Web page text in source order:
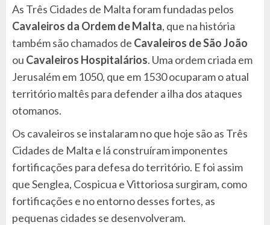
As Três Cidades de Malta foram fundadas pelos
Cavaleiros da Ordem de Malta, que na história
também são chamados de Cavaleiros de São João
ou Cavaleiros Hospitalários. Uma ordem criada em
Jerusalém em 1050, que em 1530 ocuparam o atual
território maltês para defender a ilha dos ataques
otomanos.
Os cavaleiros se instalaram no que hoje são as Três
Cidades de Malta e lá construíram imponentes
fortificações para defesa do território. E foi assim
que Senglea, Cospicua e Vittoriosa surgiram, como
fortificações e no entorno desses fortes, as
pequenas cidades se desenvolveram.